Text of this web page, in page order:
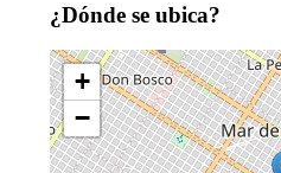
¿Dónde se ubica?
+
−